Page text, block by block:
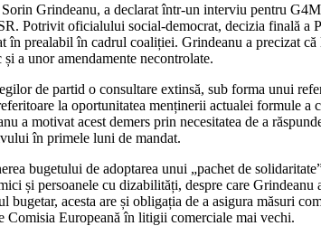
Grindeanu, a declarat într-un interviu pentru
Potrivit oficialului social-democrat, decizia finală
în prealabil în cadrul coaliției. Grindeanu a precizat
a unor amendamente necontrolate.
de partid o consultare extinsă, sub forma unui
la oportunitatea menținerii actualei formule
a motivat acest demers prin necesitatea de a
în primele luni de mandat.
bugetului de adoptarea unui „pachet de
și persoanele cu dizabilități, despre care
bugetar, acesta are și obligația de a asigura măsuri
Comisia Europeană în litigii comerciale mai vechi.